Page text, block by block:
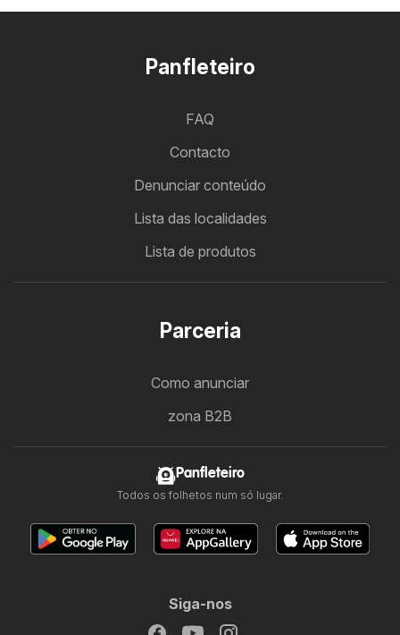
Panfleteiro
FAQ
Contacto
Denunciar conteúdo
Lista das localidades
Lista de produtos
Parceria
Como anunciar
zona B2B
Panfleteiro
Todos os folhetos num só lugar.
Siga-nos